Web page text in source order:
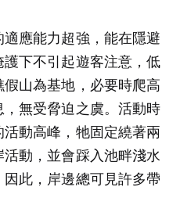
應能力超強，能在隱避
下不引起遊客注意，低
山為基地，必要時爬高
無受脅迫之虞。活動時
動高峰，牠固定繞著兩
動，並會踩入池畔淺水
此，岸邊總可見許多帶